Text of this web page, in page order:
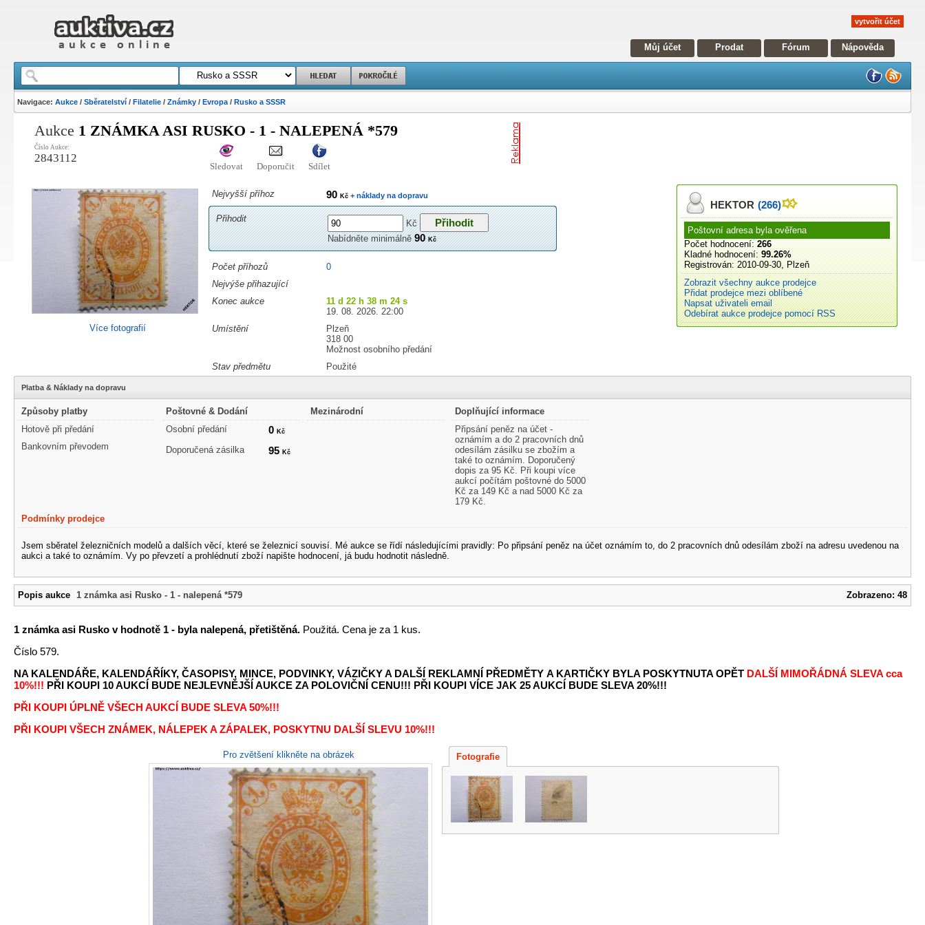
vytvořit účet
Můj účet Prodat Fórum Nápověda
Navigace:Aukce /Sběratelství /Filatelie /Známky /Evropa /Rusko a SSSR
Aukce 1 ZNÁMKA ASI RUSKO - 1 - NALEPENÁ *579
Číslo Aukce:
2843112
Sledovat Doporučit Sdílet
Více fotografií
Nejvyšší příhoz 90Kč + náklady na dopravu
Přihodit
Kč
Nabídněte minimálně90Kč
Počet příhozů
0
Nejvýše přihazující
Konec aukce
11 d 22 h 38 m 24 s
19. 08. 2026. 22:00
Umístění
Plzeň
318 00
Možnost osobního předání
Stav předmětu
Použité
HEKTOR (266)
Poštovní adresa byla ověřena
Počet hodnocení: 266
Kladné hodnocení: 99.26%
Registrován: 2010-09-30, Plzeň
Zobrazit všechny aukce prodejce
Přidat prodejce mezi oblíbené
Napsat uživateli email
Odebírat aukce prodejce pomocí RSS
Platba & Náklady na dopravu
Způsoby platby
Hotově při předání
Bankovním převodem
Poštovné & Dodání
Osobní předání
0Kč
Doporučená zásilka 95Kč
Mezinárodní
Doplňující informace
Připsání peněz na účet -
oznámím a do 2 pracovních dnů
odesílám zásilku se zbožím a
také to oznámím. Doporučený
dopis za 95 Kč. Při koupi více
aukcí počítám poštovné do 5000
Kč za 149 Kč a nad 5000 Kč za
179 Kč.
Podmínky prodejce
Jsem sběratel železničních modelů a dalších věcí, které se železnicí souvisí. Mé aukce se řídí následujícími pravidly: Po připsání peněz na účet oznámím to, do 2 pracovních dnů odesílám zboží na adresu uvedenou na
aukci a také to oznámím. Vy po převzetí a prohlédnutí zboží napište hodnocení, já budu hodnotit následně.
Popis aukce 1 známka asi Rusko - 1 - nalepená *579 Zobrazeno: 48
1 známka asi Rusko v hodnotě 1 - byla nalepená, přetištěná. Použitá. Cena je za 1 kus.
Číslo 579.
NA KALENDÁŘE, KALENDÁŘÍKY, ČASOPISY, MINCE, PODVINKY, VÁZIČKY A DALŠÍ REKLAMNÍ PŘEDMĚTY A KARTIČKY BYLA POSKYTNUTA OPĚT DALŠÍ MIMOŘÁDNÁ SLEVAcca
10%!!! PŘI KOUPI 10 AUKCÍ BUDE NEJLEVNĚJŠÍ AUKCE ZA POLOVIČNÍ CENU!!! PŘI KOUPI VÍCE JAK 25 AUKCÍ BUDE SLEVA 20%!!!
PŘI KOUPI ÚPLNĚ VŠECH AUKCÍ BUDE SLEVA 50%!!!
PŘI KOUPI VŠECH ZNÁMEK, NÁLEPEK A ZÁPALEK, POSKYTNU DALŠÍ SLEVU 10%!!!
Pro zvětšení klikněte na obrázek Fotografie